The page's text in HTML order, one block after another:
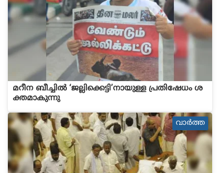
മറീന ബീച്ചില്‍ ‘ജല്ലിക്കെട്ടി’നായുള്ള പ്രതിഷേധം ശ
ക്തമാകുന്നു
വാര്‍ത്ത